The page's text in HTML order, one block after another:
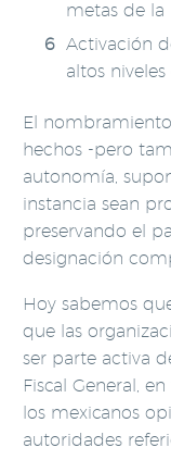
metas de la
Activación
altos
El
hechos -pero
autonomía,
instancia sean
preservando el
designación
Hoy sabemos
que las
ser parte activa
Fiscal General,
los mexicanos
autoridades